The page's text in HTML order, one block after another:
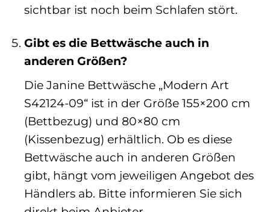
sichtbar ist noch beim Schlafen stört.
Gibt es die Bettwäsche auch in
anderen Größen?
Die Janine Bettwäsche „Modern Art
S42124-09“ ist in der Größe 155×200 cm
(Bettbezug) und 80×80 cm
(Kissenbezug) erhältlich. Ob es diese
Bettwäsche auch in anderen Größen
gibt, hängt vom jeweiligen Angebot des
Händlers ab. Bitte informieren Sie sich